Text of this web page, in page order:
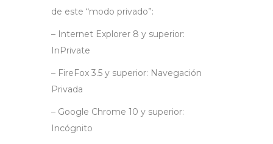
de este “modo privado”:
– Internet Explorer 8 y superior:
InPrivate
– FireFox 3.5 y superior: Navegación
Privada
– Google Chrome 10 y superior:
Incógnito